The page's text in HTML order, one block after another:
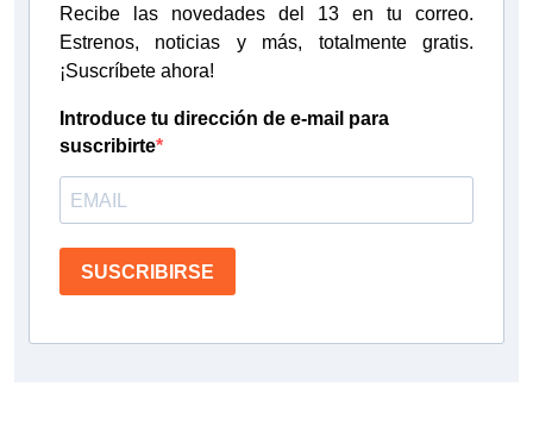
Recibe las novedades del 13 en tu correo.
Estrenos, noticias y más, totalmente gratis.
¡Suscríbete ahora!
Introduce tu dirección de e-mail para
suscribirte
SUSCRIBIRSE